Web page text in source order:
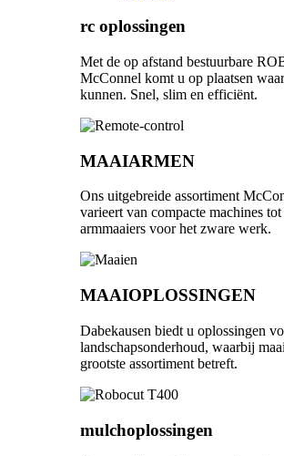
rc oplossingen
Met de op afstand bestuurbare
McConnel komt u op plaatsen
kunnen. Snel, slim en efficiënt.
MAAIARMEN
Ons uitgebreide assortiment
varieert van compacte machines
armmaaiers voor het zware werk.
MAAIOPLOSSINGEN
Dabekausen biedt u oplossingen
landschapsonderhoud, waarbij
grootste assortiment betreft.
mulchoplossingen